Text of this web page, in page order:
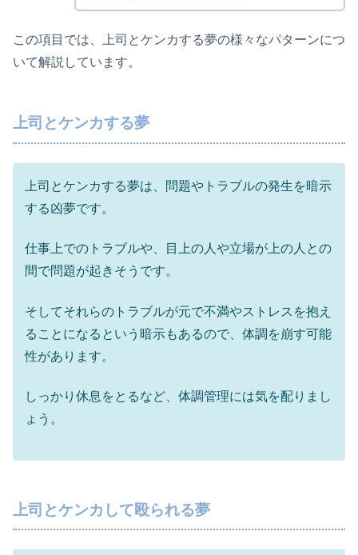
この項目では、上司とケンカする夢の様々なパターンにつ
いて解説しています。
上司とケンカする夢
上司とケンカする夢は、問題やトラブルの発生を暗示
する凶夢です。
仕事上でのトラブルや、目上の人や立場が上の人との
間で問題が起きそうです。
そしてそれらのトラブルが元で不満やストレスを抱え
ることになるという暗示もあるので、体調を崩す可能
性があります。
しっかり休息をとるなど、体調管理には気を配りまし
ょう。
上司とケンカして殴られる夢